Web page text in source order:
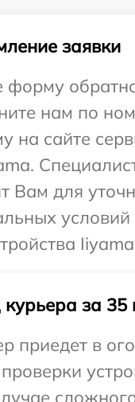
заявки
форму
нам по
на сайте
Вам для
за 35
приедет в